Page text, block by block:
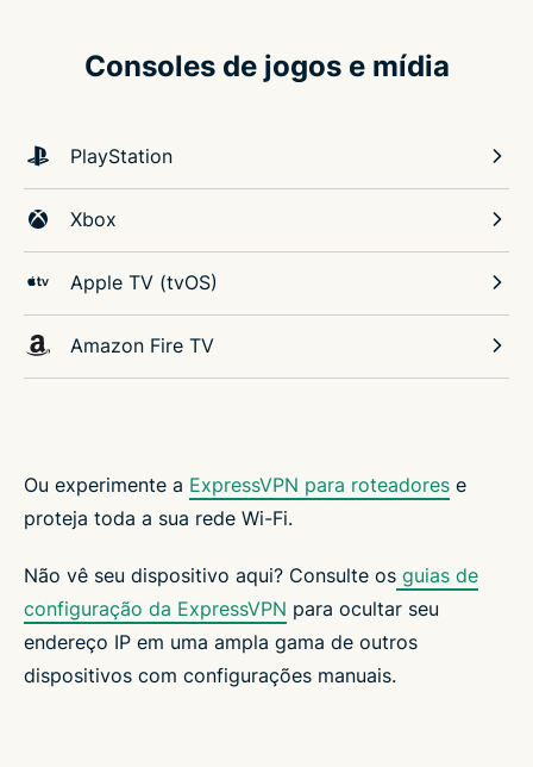
Consoles de jogos e mídia
PlayStation
Xbox
Apple TV (tvOS)
Amazon Fire TV
Ou experimente a ExpressVPN para roteadores e
proteja toda a sua rede Wi-Fi.
Não vê seu dispositivo aqui? Consulte os guias de
configuração da ExpressVPN para ocultar seu
endereço IP em uma ampla gama de outros
dispositivos com configurações manuais.